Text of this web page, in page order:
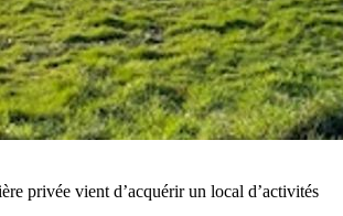
privée vient d’acquérir un local d’activités